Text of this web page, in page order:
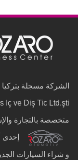
الشركة مسجلة
Iç ve Diş Tic Ltd.şti
متخصصة بالتجارة
إحدى
و شراء السيارات